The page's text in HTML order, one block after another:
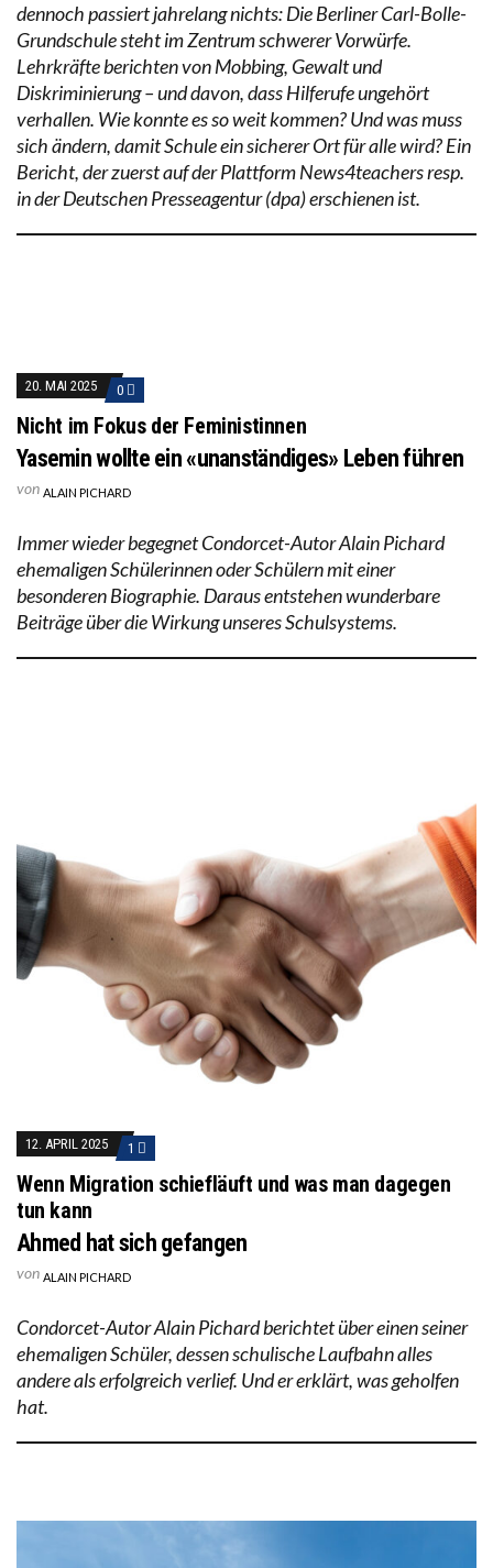
dennoch passiert jahrelang nichts: Die Berliner Carl-Bolle-
Grundschule steht im Zentrum schwerer Vorwürfe.
Lehrkräfte berichten von Mobbing, Gewalt und
Diskriminierung – und davon, dass Hilferufe ungehört
verhallen. Wie konnte es so weit kommen? Und was muss
sich ändern, damit Schule ein sicherer Ort für alle wird? Ein
Bericht, der zuerst auf der Plattform News4teachers resp.
in der Deutschen Presseagentur (dpa) erschienen ist.
20. MAI 2025 0
Nicht im Fokus der Feministinnen
Yasemin wollte ein «unanständiges» Leben führen
von ALAIN PICHARD
Immer wieder begegnet Condorcet-Autor Alain Pichard
ehemaligen Schülerinnen oder Schülern mit einer
besonderen Biographie. Daraus entstehen wunderbare
Beiträge über die Wirkung unseres Schulsystems.
12. APRIL 2025 1
Wenn Migration schiefläuft und was man dagegen
tun kann
Ahmed hat sich gefangen
von ALAIN PICHARD
Condorcet-Autor Alain Pichard berichtet über einen seiner
ehemaligen Schüler, dessen schulische Laufbahn alles
andere als erfolgreich verlief. Und er erklärt, was geholfen
hat.